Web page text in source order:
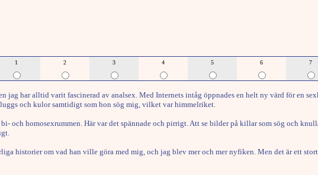
1 2 3 4 5 6 7
jag har alltid varit fascinerad av analsex. Med Internets intåg öppnades en helt ny värd för en
och kulor samtidigt som hon sög mig, vilket var himmelriket.
och homosexrummen. Här var det spännade och pirrigt. Att se bilder på killar som sög och
historier om vad han ville göra med mig, och jag blev mer och mer nyfiken. Men det är ett stort